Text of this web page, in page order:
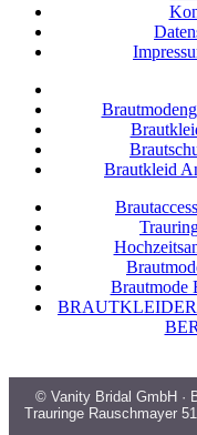
Braut­kleid
Braut­mo­de
© Vanity Bridal GmbH ·
Trauringe Rauschmayer